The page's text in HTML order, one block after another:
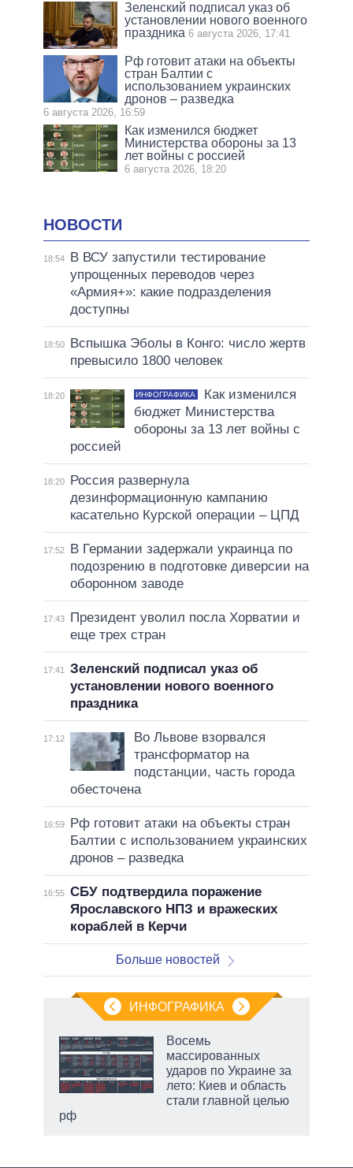
Зеленский подписал указ об
установлении нового военного
праздника 6 августа 2026, 17:41
Рф готовит атаки на объекты
стран Балтии с
использованием украинских
дронов – разведка
6 августа 2026, 16:59
Как изменился бюджет
Министерства обороны за 13
лет войны с россией
6 августа 2026, 18:20
НОВОСТИ
18:54
В ВСУ запустили тестирование
упрощенных переводов через
«Армия+»: какие подразделения
доступны
18:50
Вспышка Эболы в Конго: число жертв
превысило 1800 человек
18:20 ИНФОГРАФИКА
Как изменился
бюджет Министерства
обороны за 13 лет войны с
россией
18:20
Россия развернула
дезинформационную кампанию
касательно Курской операции – ЦПД
17:52
В Германии задержали украинца по
подозрению в подготовке диверсии на
оборонном заводе
17:43
Президент уволил посла Хорватии и
еще трех стран
17:41
Зеленский подписал указ об
установлении нового военного
праздника
17:12
Во Львове взорвался
трансформатор на
подстанции, часть города
обесточена
16:59
Рф готовит атаки на объекты стран
Балтии с использованием украинских
дронов – разведка
16:55 СБУ подтвердила поражение
Ярославского НПЗ и вражеских
кораблей в Керчи
Больше новостей
ИНФОГРАФИКА
Восемь
массированных
ударов по Украине за
лето: Киев и область
стали главной целью
рф